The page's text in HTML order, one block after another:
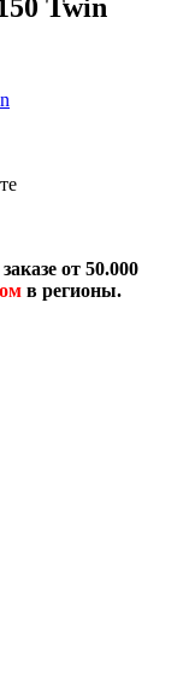
Twin
от 50.000
в регионы.